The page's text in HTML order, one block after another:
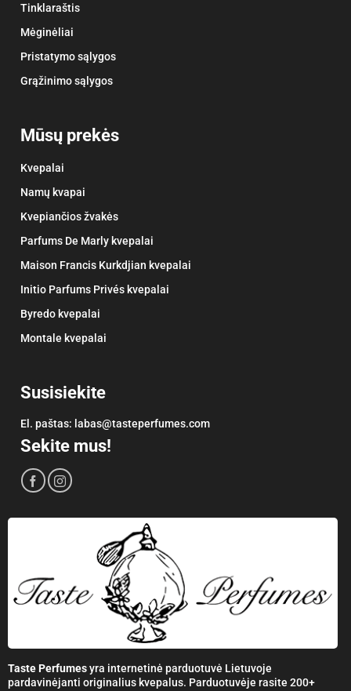
Tinklaraštis
Mėginėliai
Pristatymo sąlygos
Grąžinimo sąlygos
Mūsų prekės
Kvepalai
Namų kvapai
Kvepiančios žvakės
Parfums De Marly kvepalai
Maison Francis Kurkdjian kvepalai
Initio Parfums Privés kvepalai
Byredo kvepalai
Montale kvepalai
Susisiekite
El. paštas: labas@tasteperfumes.com
Sekite mus!
Taste Perfumesyra internetinė parduotuvė Lietuvoje
pardavinėjanti originalius kvepalus. Parduotuvėje rasite 200+